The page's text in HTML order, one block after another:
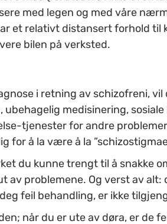
med legen og med våre
et relativt distansert forhold til
bilen på verksted.
i retning av schizofreni,
medisinering, sosiale
tjenester for andre
for å la være å la
du kunne trengt til å snakke
av problemene. Og verst av
feil behandling, er ikke
når du er ute av døra, er de